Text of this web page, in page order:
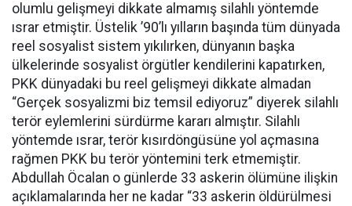
olumlu gelişmeyi dikkate almamış silahlı yöntemde
ısrar etmiştir. Üstelik ’90’lı yılların başında tüm dünyada
reel sosyalist sistem yıkılırken, dünyanın başka
ülkelerinde sosyalist örgütler kendilerini kapatırken,
PKK dünyadaki bu reel gelişmeyi dikkate almadan
“Gerçek sosyalizmi biz temsil ediyoruz” diyerek silahlı
terör eylemlerini sürdürme kararı almıştır. Silahlı
yöntemde ısrar, terör kısırdöngüsüne yol açmasına
rağmen PKK bu terör yöntemini terk etmemiştir.
Abdullah Öcalan o günlerde 33 askerin ölümüne ilişkin
açıklamalarında her ne kadar “33 askerin öldürülmesi